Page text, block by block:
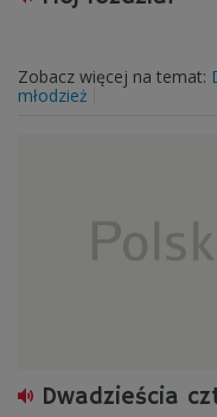
Zobacz więcej na temat:
młodzież
Dwadzieścia